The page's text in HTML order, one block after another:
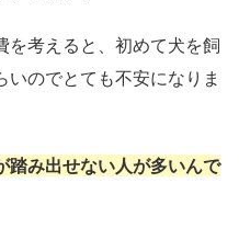
を考えると、初めて犬を飼
いのでとても不安になりま
踏み出せない人が多いんで